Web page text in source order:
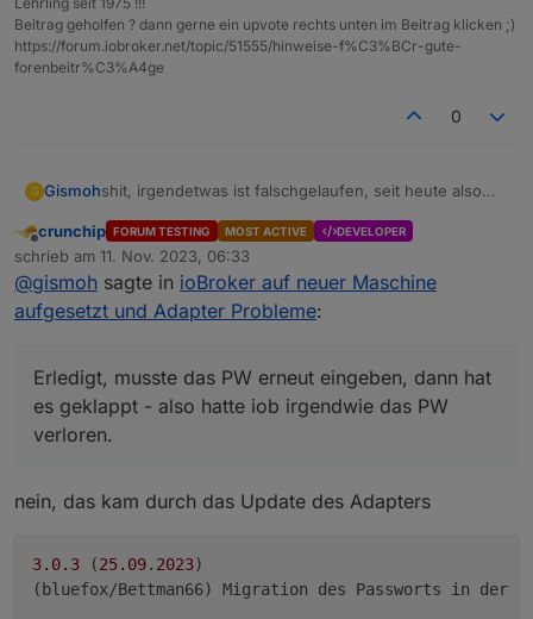
Beitrag geholfen ? dann gerne ein upvote rechts unten im Beitrag klicken ;)
https://forum.iobroker.net/topic/51555/hinweise-f%C3%BCr-gute-
forenbeitr%C3%A4ge
0
G Gismohshit, irgendetwas ist falschgelaufen, seit heute also
über Sonoff laufen angeblich:
Und nicht nur angeblich - die werte werden nicht
mehr aktualisiert.
Nicht gut ;( - damit hatte ich bislang noch nie Probleme
Edit:
geklappt - also hatte iob irgendwie das PW verloren.
Offline
crunchip FORUM TESTING MOST ACTIVE DEVELOPER
schrieb am 11. Nov. 2023, 06:33
zuletzt editiert von
@gismoh sagte in ioBroker auf neuer Maschine
aufgesetzt und Adapter Probleme:
Erledigt, musste das PW erneut eingeben, dann hat
es geklappt - also hatte iob irgendwie das PW
verloren.
nein, das kam durch das Update des Adapters
3.0.3 (25.09. 2023)